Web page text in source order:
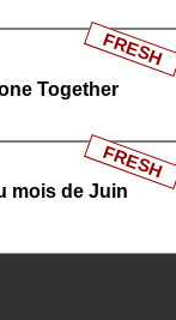
Together
FRESH
mois de Juin
FRESH